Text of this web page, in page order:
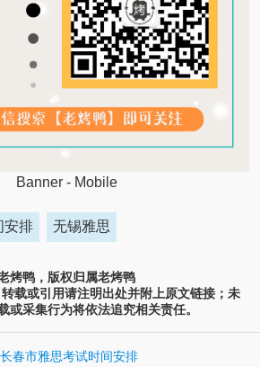
安排 无锡雅思
烤鸭，版权归属老烤鸭
转载或引用请注明出处并附上原文链接；未
或采集行为将依法追究相关责任。
春市雅思考试时间安排